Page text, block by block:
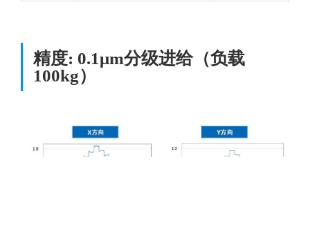
精度: 0.1μm分级进给（负载
100kg）